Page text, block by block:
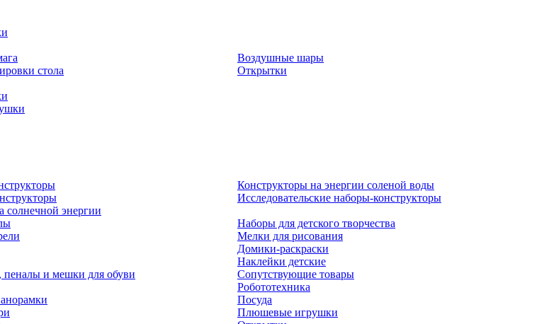
стола
Воздушные шары
Открытки
солнечной энергии
Конструкторы на энергии соленой воды
Исследовательские наборы-конструкторы
и мешки для обуви
Наборы для детского творчества
Мелки для рисования
Домики-раскраски
Наклейки детские
Сопутствующие товары
Робототехника
Посуда
Плюшевые игрушки